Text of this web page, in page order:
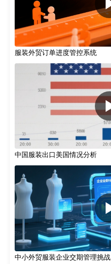
服装外贸订单进度管控系统
中国服装出口美国情况分析
中小外贸服装企业交期管理挑战